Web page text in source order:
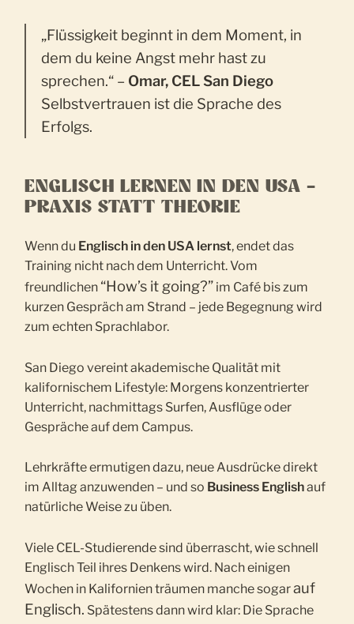
„Flüssigkeit beginnt in dem Moment, in
dem du keine Angst mehr hast zu
sprechen.“ – Omar, CEL San Diego
Selbstvertrauen ist die Sprache des
Erfolgs.
ENGLISCH LERNEN IN DEN USA –
PRAXIS STATT THEORIE
Wenn du Englisch in den USA lernst, endet das
Training nicht nach dem Unterricht. Vom
freundlichen “How’s it going?” im Café bis zum
kurzen Gespräch am Strand – jede Begegnung wird
zum echten Sprachlabor.
San Diego vereint akademische Qualität mit
kalifornischem Lifestyle: Morgens konzentrierter
Unterricht, nachmittags Surfen, Ausflüge oder
Gespräche auf dem Campus.
Lehrkräfte ermutigen dazu, neue Ausdrücke direkt
im Alltag anzuwenden – und so Business Englishauf
natürliche Weise zu üben.
Viele CEL-Studierende sind überrascht, wie schnell
Englisch Teil ihres Denkens wird. Nach einigen
Wochen in Kalifornien träumen manche sogarauf
Englisch. Spätestens dann wird klar: Die Sprache